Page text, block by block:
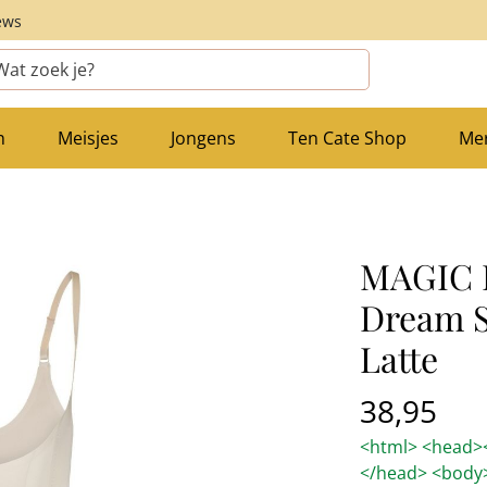
Meisjes Jongens Ten Cate Shop
MAGIC
Dream
Latte
38,95
<html>
</head>